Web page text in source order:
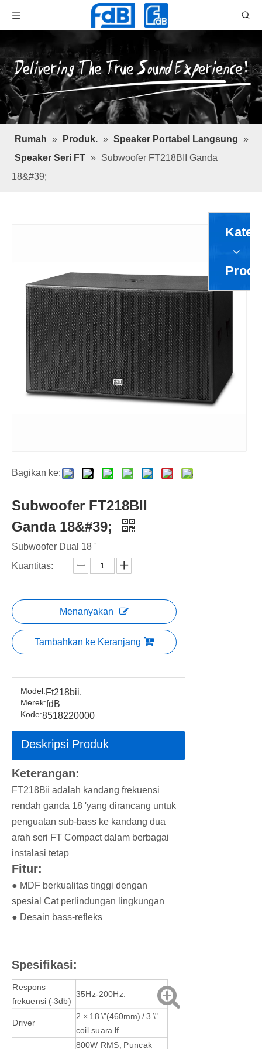
Rumah » Produk. » Speaker Portabel Langsung »
Speaker Seri FT » Subwoofer FT218BII Ganda
18&#39;
Bagikan ke:
Subwoofer FT218BII
Ganda 18&#39;
Subwoofer Dual 18 '
Kuantitas:
Menanyakan
Tambahkan ke Keranjang
Model:Ft218bii.
Merek:fdB
Kode:8518220000
Deskripsi Produk
Keterangan:
FT218Bⅱ adalah kandang frekuensi
rendah ganda 18 'yang dirancang untuk
penguatan sub-bass ke kandang dua
arah seri FT Compact dalam berbagai
instalasi tetap
Fitur:
● MDF berkualitas tinggi dengan
spesial Cat perlindungan lingkungan
● Desain bass-refleks
Spesifikasi:
Respons
frekuensi (-3db)
35Hz-200Hz.
Driver
2 × 18 \"(460mm) / 3 \"
coil suara lf
800W RMS, Puncak